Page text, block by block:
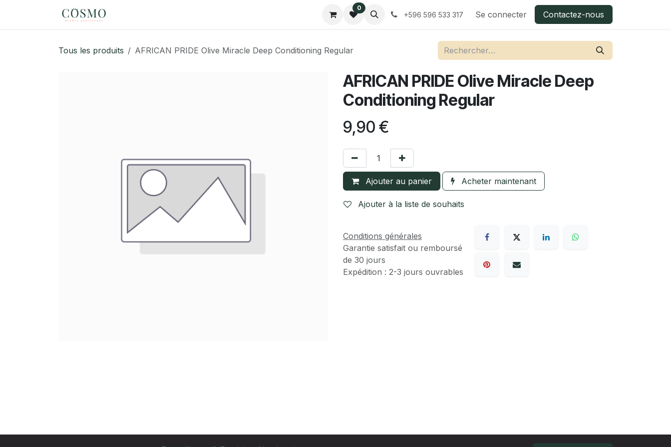
Se rendre au contenu
0
+596 596 533 317 Se connecter Contactez-nous
Tous les produits AFRICAN PRIDE Olive Miracle Deep Conditioning Regular
AFRICAN PRIDE Olive Miracle Deep
Conditioning Regular
9,90 €
Ajouter au panier Acheter maintenant
Ajouter à la liste de souhaits
Conditions générales
Garantie satisfait ou remboursé
de 30 jours
Expédition : 2-3 jours ouvrables